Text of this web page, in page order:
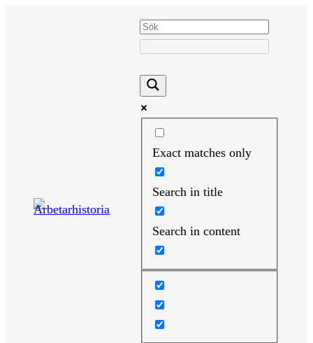
Exact matches only
Search in title
Search in content